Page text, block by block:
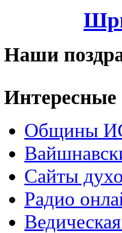
Наши
Общины
Сайты
Радио